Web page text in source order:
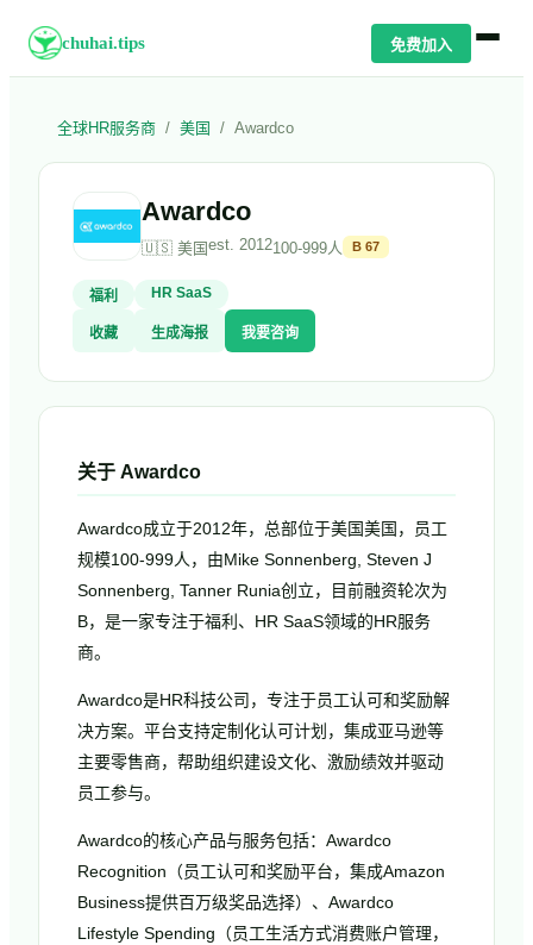
chuhai.tips 免费加入
全球HR服务商 / 美国 / Awardco
Awardco
🇺🇸 美国est. 2012100-999人 B 67
福利 HR SaaS
收藏 生成海报 我要咨询
关于 Awardco
Awardco成立于2012年，总部位于美国美国，员工
规模100-999人，由Mike Sonnenberg, Steven J
Sonnenberg, Tanner Runia创立，目前融资轮次为
B，是一家专注于福利、HR SaaS领域的HR服务
商。
Awardco是HR科技公司，专注于员工认可和奖励解
决方案。平台支持定制化认可计划，集成亚马逊等
主要零售商，帮助组织建设文化、激励绩效并驱动
员工参与。
Awardco的核心产品与服务包括：Awardco
Recognition（员工认可和奖励平台，集成Amazon
Business提供百万级奖品选择）、Awardco
Lifestyle Spending（员工生活方式消费账户管理，